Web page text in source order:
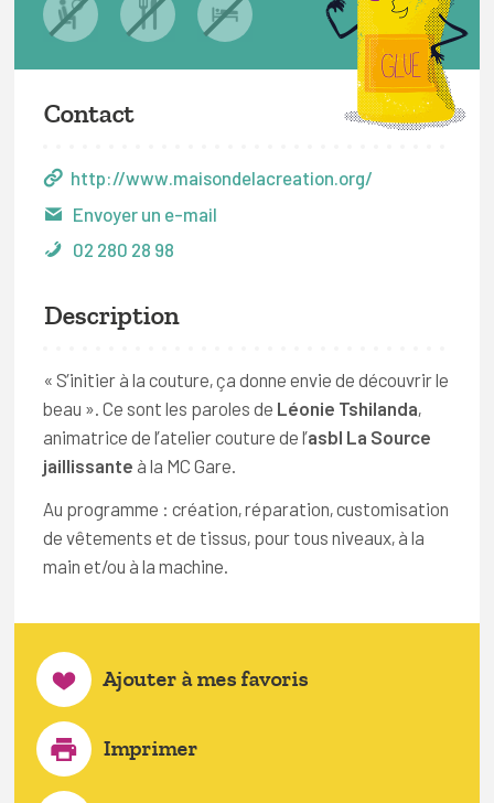
Contact
http://www.maisondelacreation.org/
Envoyer un e-mail
02 280 28 98
Description
« S’initier à la couture, ça donne envie de découvrir le
beau ». Ce sont les paroles de Léonie Tshilanda,
animatrice de l’atelier couture de l’asbl La Source
jaillissante à la MC Gare.
Au programme : création, réparation, customisation
de vêtements et de tissus, pour tous niveaux, à la
main et/ou à la machine.
Ajouter à mes favoris
Imprimer